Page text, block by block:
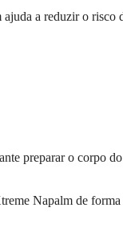
a reduzir o risco
preparar o corpo
Napalm de